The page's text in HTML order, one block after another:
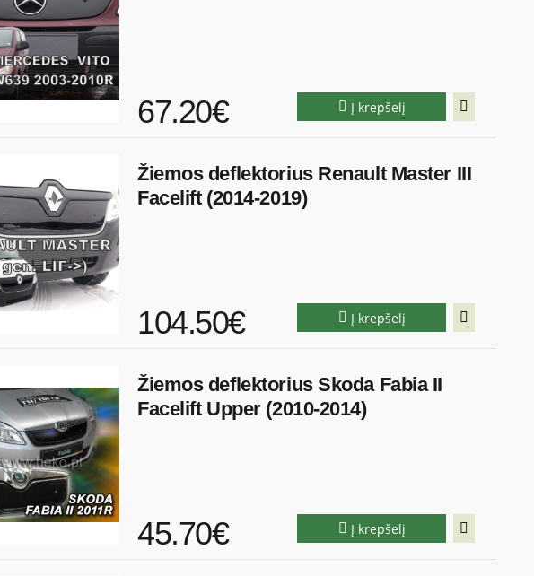
67.20€ Į krepšelį
Žiemos deflektorius Renault Master III
Facelift (2014-2019)
104.50€ Į krepšelį
Žiemos deflektorius Skoda Fabia II
Facelift Upper (2010-2014)
45.70€ Į krepšelį